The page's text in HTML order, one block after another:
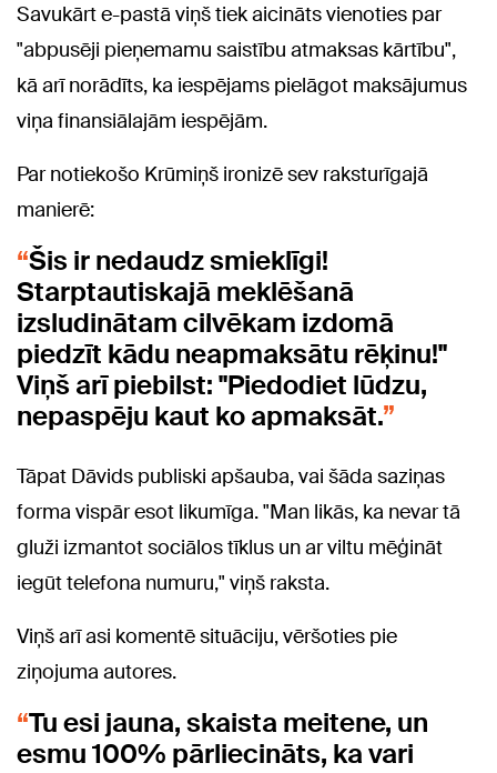
Savukārt e-pastā viņš tiek aicināts vienoties par
"abpusēji pieņemamu saistību atmaksas kārtību",
kā arī norādīts, ka iespējams pielāgot maksājumus
viņa finansiālajām iespējām.
Par notiekošo Krūmiņš ironizē sev raksturīgajā
manierē:
Šis ir nedaudz smieklīgi!
Starptautiskajā meklēšanā
izsludinātam cilvēkam izdomā
piedzīt kādu neapmaksātu rēķinu!"
Viņš arī piebilst: "Piedodiet lūdzu,
nepaspēju kaut ko apmaksāt.
Tāpat Dāvids publiski apšauba, vai šāda saziņas
forma vispār esot likumīga. "Man likās, ka nevar tā
gluži izmantot sociālos tīklus un ar viltu mēģināt
iegūt telefona numuru," viņš raksta.
Viņš arī asi komentē situāciju, vēršoties pie
ziņojuma autores.
Tu esi jauna, skaista meitene, un
esmu 100% pārliecināts, ka vari